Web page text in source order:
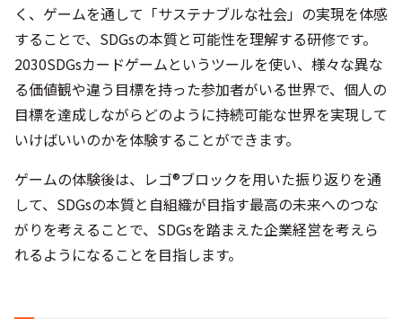
く、ゲームを通して「サステナブルな社会」の実現を体感
することで、SDGsの本質と可能性を理解する研修です。
2030SDGsカードゲームというツールを使い、様々な異な
る価値観や違う目標を持った参加者がいる世界で、個人の
目標を達成しながらどのように持続可能な世界を実現して
いけばいいのかを体験することができます。
ゲームの体験後は、レゴ®ブロックを用いた振り返りを通
して、SDGsの本質と自組織が目指す最高の未来へのつな
がりを考えることで、SDGsを踏まえた企業経営を考えら
れるようになることを目指します。